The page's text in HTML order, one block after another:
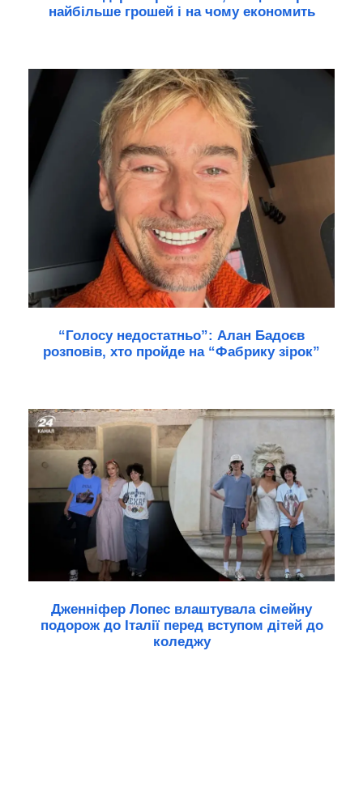
найбільше грошей і на чому економить
“Голосу недостатньо”: Алан Бадоєв
розповів, хто пройде на “Фабрику зірок”
Дженніфер Лопес влаштувала сімейну
подорож до Італії перед вступом дітей до
коледжу